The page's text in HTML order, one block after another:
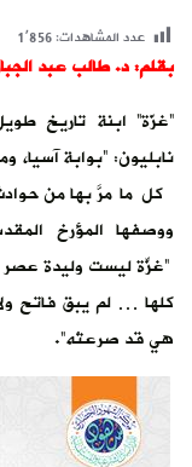
عدد المشاهدات:1٬856
بقلم: د. طالب عبد
“غزّة” ابنة تاريخ
نابليون: “بوابة آسيا،
كل ما مرّ بها من
ووصفها المؤرخ
“غزّة ليست وليدة عصرٍ
كلها … لم يبق فاتح
هي قد صرعتْه”.